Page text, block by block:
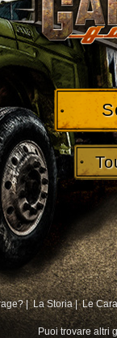
| La Storia | Le
Puoi trovare altri